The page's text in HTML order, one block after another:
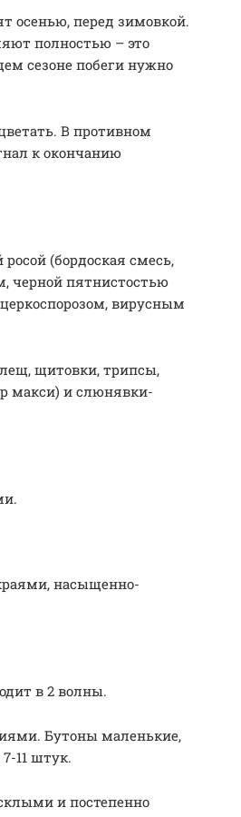
осенью, перед зимовкой.
полностью – это
сезоне побеги нужно
В противном
к окончанию
(бордоская смесь,
черной пятнистостью
церкоспорозом, вирусным
щитовки, трипсы,
макси) и слюнявки-
насыщенно-
в 2 волны.
Бутоны маленькие,
11 штук.
и постепенно